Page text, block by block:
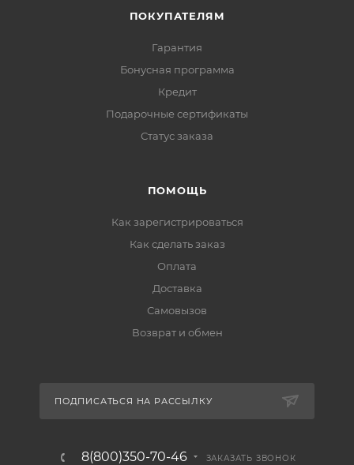
ПОКУПАТЕЛЯМ
Гарантия
Бонусная программа
Кредит
Подарочные сертификаты
Статус заказа
ПОМОЩЬ
Как зарегистрироваться
Как сделать заказ
Оплата
Доставка
Самовызов
Возврат и обмен
ПОДПИСАТЬСЯ НА РАССЫЛКУ
8(800)350-70-46 ЗАКАЗАТЬ ЗВОНОК